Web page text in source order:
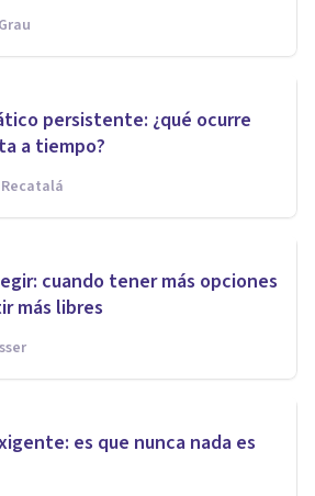
persistente: ¿qué ocurre
a tiempo?
cuando tener más opciones
más libres
es que nunca nada es